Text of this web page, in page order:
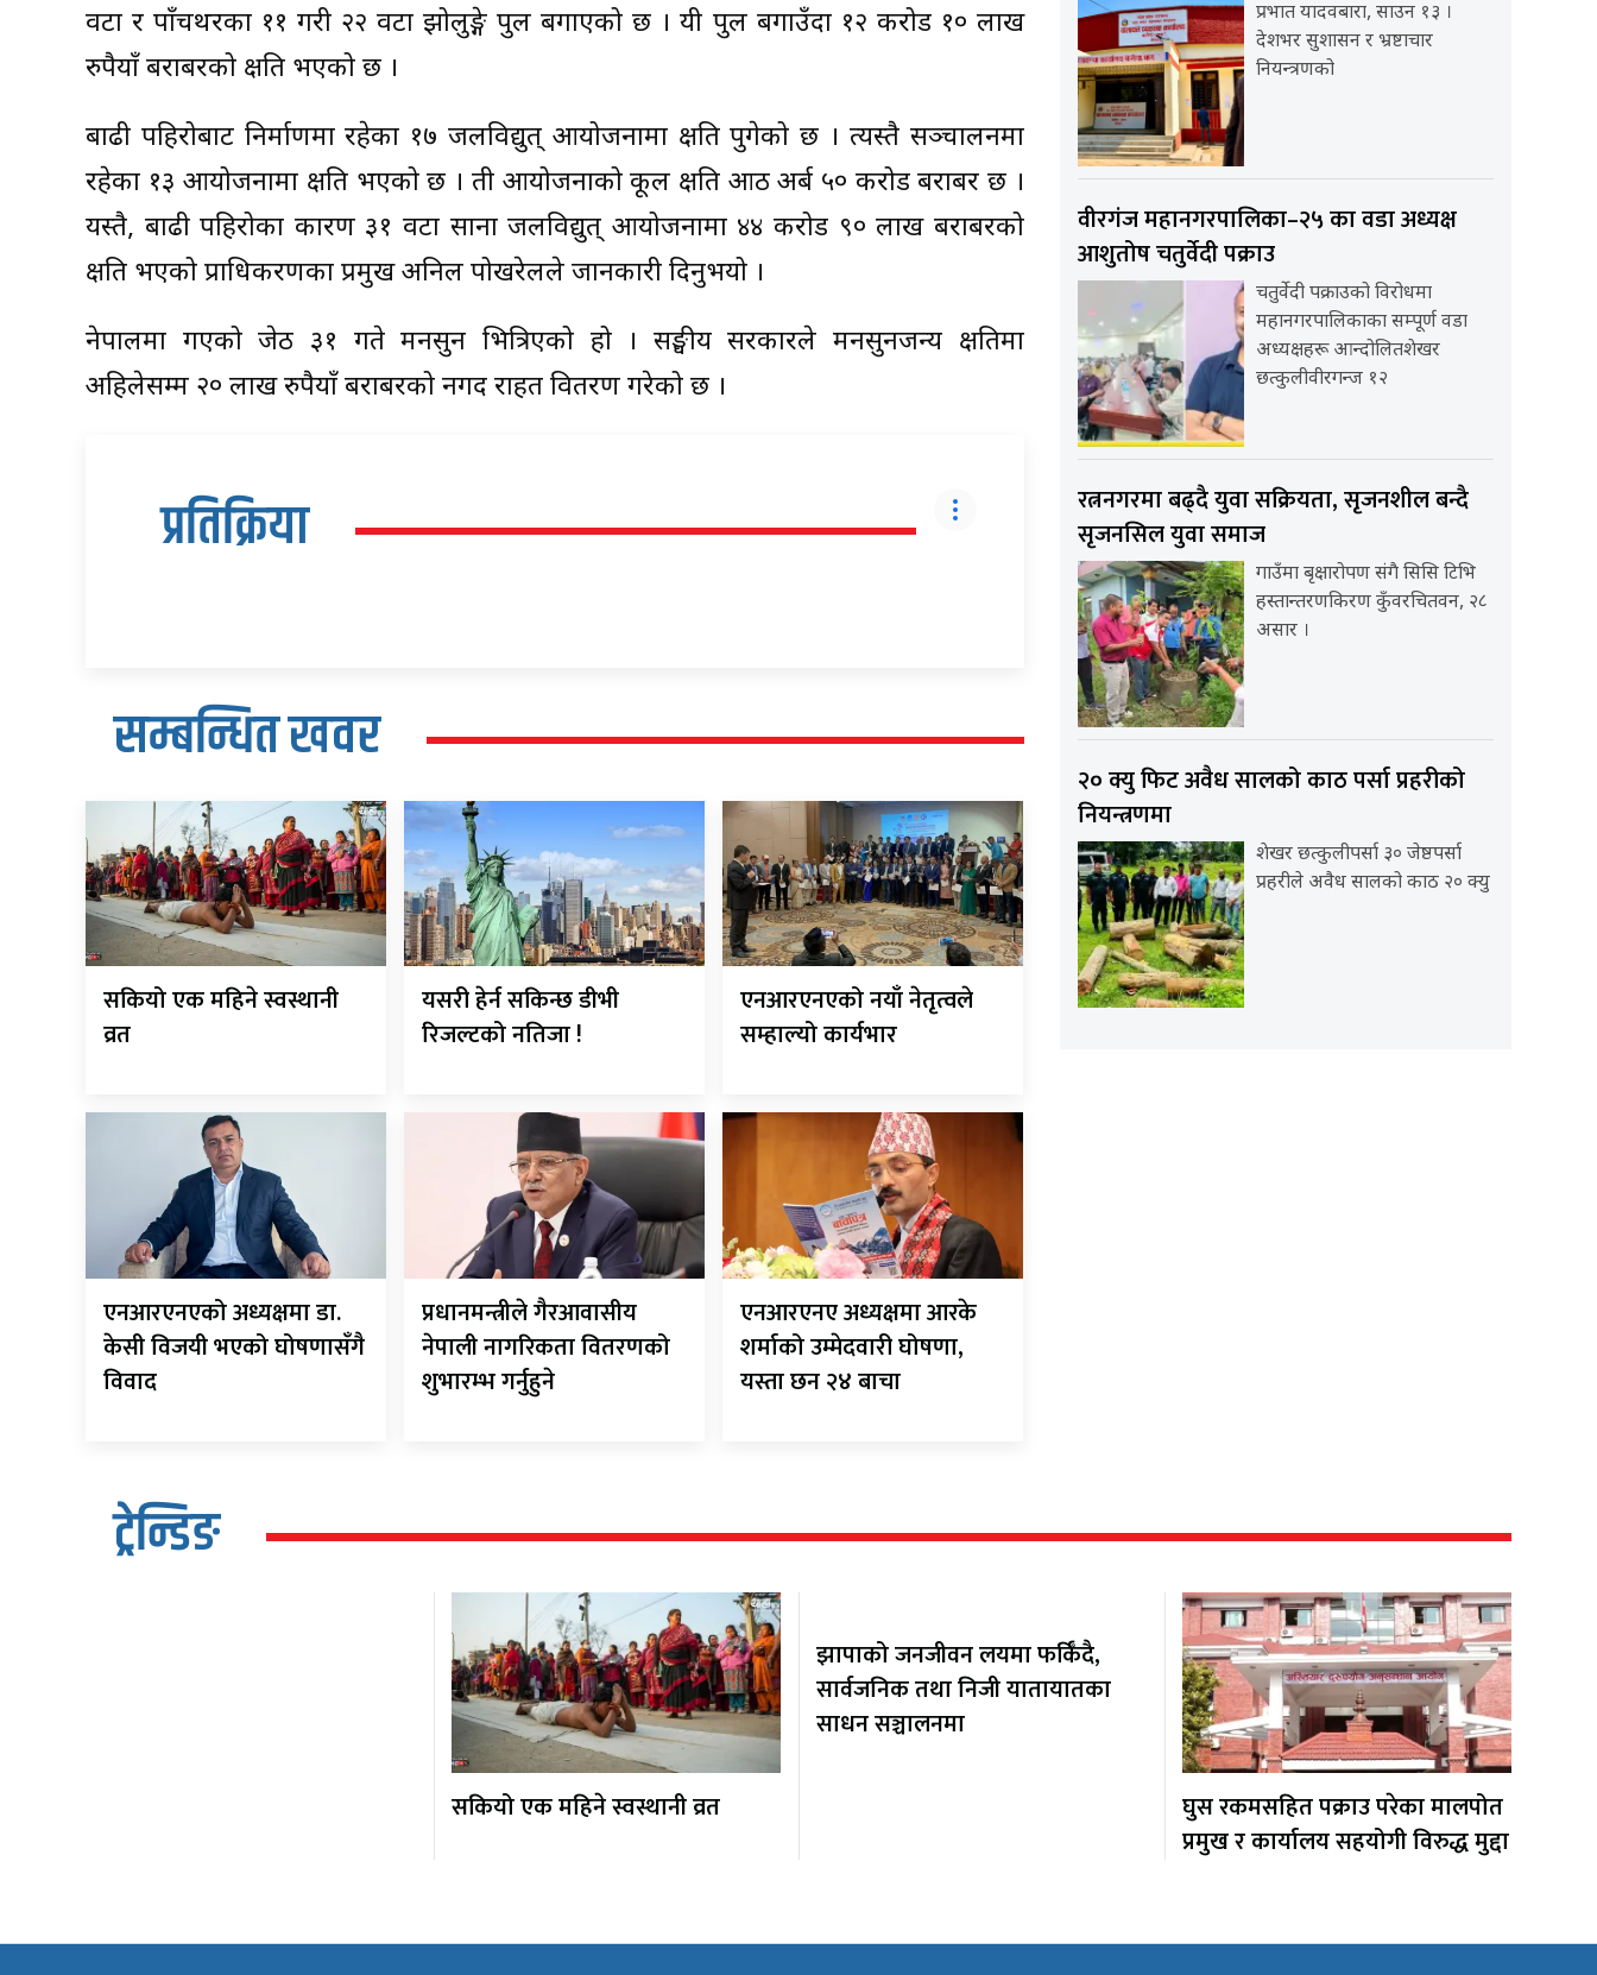
वटा र पाँचथरका ११ गरी २२ वटा झोलुङ्गे पुल बगाएको छ । यी पुल बगाउँदा १२ करोड १० लाख
रुपैयाँ बराबरको क्षति भएको छ ।
बाढी पहिरोबाट निर्माणमा रहेका १७ जलविद्युत् आयोजनामा क्षति पुगेको छ । त्यस्तै सञ्चालनमा
रहेका १३ आयोजनामा क्षति भएको छ । ती आयोजनाको कूल क्षति आठ अर्ब ५० करोड बराबर छ ।
यस्तै, बाढी पहिरोका कारण ३१ वटा साना जलविद्युत् आयोजनामा ४४ करोड ९० लाख बराबरको
क्षति भएको प्राधिकरणका प्रमुख अनिल पोखरेलले जानकारी दिनुभयो ।
नेपालमा गएको जेठ ३१ गते मनसुन भित्रिएको हो । सङ्घीय सरकारले मनसुनजन्य क्षतिमा
अहिलेसम्म २० लाख रुपैयाँ बराबरको नगद राहत वितरण गरेको छ ।
प्रतिक्रिया
सम्बन्धित खवर
सकियो एक महिने स्वस्थानी
व्रत
यसरी हेर्न सकिन्छ डीभी
रिजल्टको नतिजा !
एनआरएनएको नयाँ नेतृत्वले
सम्हाल्यो कार्यभार
एनआरएनएको अध्यक्षमा डा.
केसी विजयी भएको घोषणासँगै
विवाद
प्रधानमन्त्रीले गैरआवासीय
नेपाली नागरिकता वितरणको
शुभारम्भ गर्नुहुने
एनआरएनए अध्यक्षमा आरके
शर्माको उम्मेदवारी घोषणा,
यस्ता छन २४ बाचा
प्रभात यादवबारा, साउन १३ ।
देशभर सुशासन र भ्रष्टाचार
नियन्त्रणको
वीरगंज महानगरपालिका–२५ का वडा अध्यक्ष
आशुतोष चतुर्वेदी पक्राउ
चतुर्वेदी पक्राउको विरोधमा
महानगरपालिकाका सम्पूर्ण वडा
अध्यक्षहरू आन्दोलितशेखर
छत्कुलीवीरगन्ज १२
रत्ननगरमा बढ्दै युवा सक्रियता, सृजनशील बन्दै
सृजनसिल युवा समाज
गाउँमा बृक्षारोपण संगै सिसि टिभि
हस्तान्तरणकिरण कुँवरचितवन, २८
असार ।
२० क्यु फिट अवैध सालको काठ पर्सा प्रहरीको
नियन्त्रणमा
शेखर छत्कुलीपर्सा ३० जेष्ठपर्सा
प्रहरीले अवैध सालको काठ २० क्यु
ट्रेन्डिङ
सकियो एक महिने स्वस्थानी व्रत
झापाको जनजीवन लयमा फर्किँदै,
सार्वजनिक तथा निजी यातायातका
साधन सञ्चालनमा
घुस रकमसहित पक्राउ परेका मालपोत
प्रमुख र कार्यालय सहयोगी विरुद्ध मुद्दा